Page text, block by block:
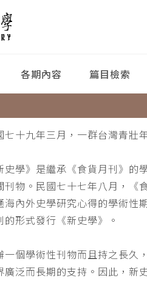
各期內容 篇目檢索
七十九年三月，一群台灣青
史學》是繼承《食貨月刊》
刊物。民國七十七年八月，《
海內外史學研究心得的學術性
的形式發行《新史學》。
一個學術性刊物而且持之長久
廣泛而長期的支持。因此，新